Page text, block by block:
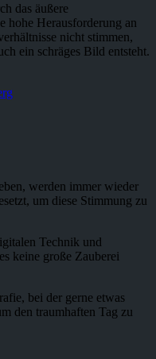
das äußere
hohe Herausforderung an
nicht stimmen,
ein schräges Bild entsteht.
werden immer wieder
um diese Stimmung zu
Technik und
keine große Zauberei
bei der gerne etwas
den traumhaften Tag zu